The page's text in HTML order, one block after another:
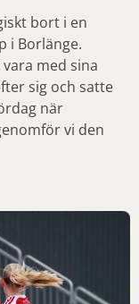
bort i en
i Borlänge.
med sina
sig och satte
när
vi den